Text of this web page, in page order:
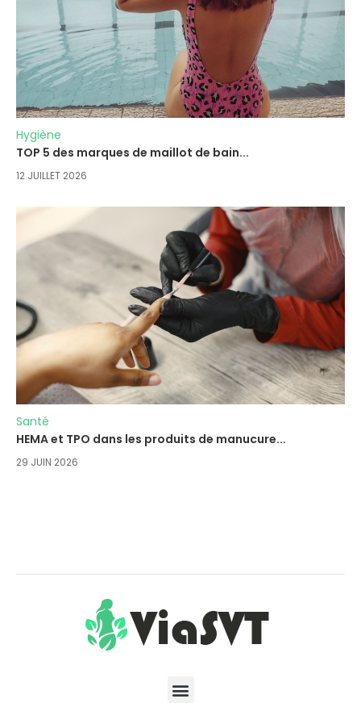
Hygiène
TOP 5 des marques de maillot de bain...
12 JUILLET 2026
Santé
HEMA et TPO dans les produits de manucure...
29 JUIN 2026